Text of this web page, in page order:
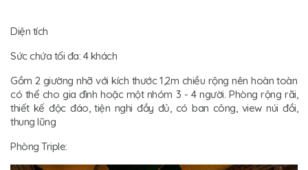
Diện tích
Sức chứa tối đa: 4 khách
Gồm 2 giường nhỡ với kích thước 1,2m chiều rộng nên hoàn toàn
có thể cho gia đình hoặc một nhóm 3 - 4 người. Phòng rộng rãi,
thiết kế độc đáo, tiện nghi đầy đủ, có ban công, view núi đồi,
thung lũng
Phòng Triple: